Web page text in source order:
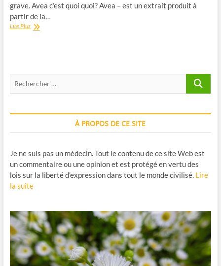
grave. Avea c’est quoi quoi? Avea – est un extrait produit à
partir de la…
Lire PlusAVEA
À PROPOS DE CE SITE
Je ne suis pas un médecin. Tout le contenu de ce site Web est
un commentaire ou une opinion et est protégé en vertu des
lois sur la liberté d’expression dans tout le monde civilisé. Lire
la suite